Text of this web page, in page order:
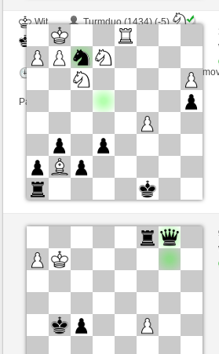
Wit
Turmduo (1434) (-5)
Zwart
arsenegal (1730) (+5)
Speelduur: 3 minutes/side + 0 seconds/
Partij telt mee voor de ranglijst
Wit
franz5 (1396) (-4)
arsenegal (1726) (+4)